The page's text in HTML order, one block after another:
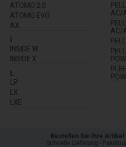
ATOMO 2.0
ATOMO EVO
AX
I
INSIDE W
INSIDE X
L
LP
LX
LXE
AC/
AC/
Bestellen Sie Ihre Artikel
Schnelle Lieferung -